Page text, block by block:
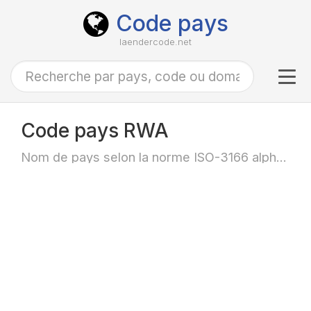
Code pays
laendercode.net
Code pays RWA
Nom de pays selon la norme ISO-3166 alpha-3